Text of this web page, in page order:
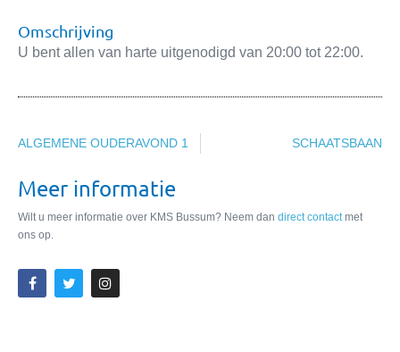
Omschrijving
U bent allen van harte uitgenodigd van 20:00 tot 22:00.
ALGEMENE OUDERAVOND 1 SCHAATSBAAN
Meer informatie
Wilt u meer informatie over KMS Bussum? Neem dan direct contactmet
ons op.